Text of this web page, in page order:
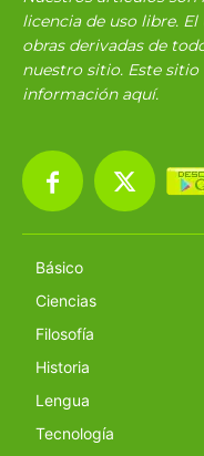
licencia de uso libre.
obras derivadas de
nuestro sitio. Este sitio
información aquí.
Básico
Ciencias
Filosofía
Historia
Lengua
Tecnología